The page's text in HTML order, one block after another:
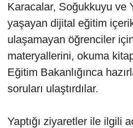
Karacalar, Soğukkuyu ve
yaşayan dijital eğitim
ulaşamayan öğrenciler
materyallerini, okuma
Eğitim Bakanlığınca
soruları ulaştırdılar.
Yaptığı ziyaretler ile ilgili